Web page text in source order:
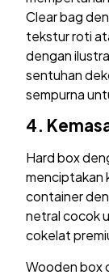
Clear bag
tekstur roti
dengan
sentuhan
sempurna
4.
Hard box
menciptakan
container
netral cocok
cokelat
Wooden box